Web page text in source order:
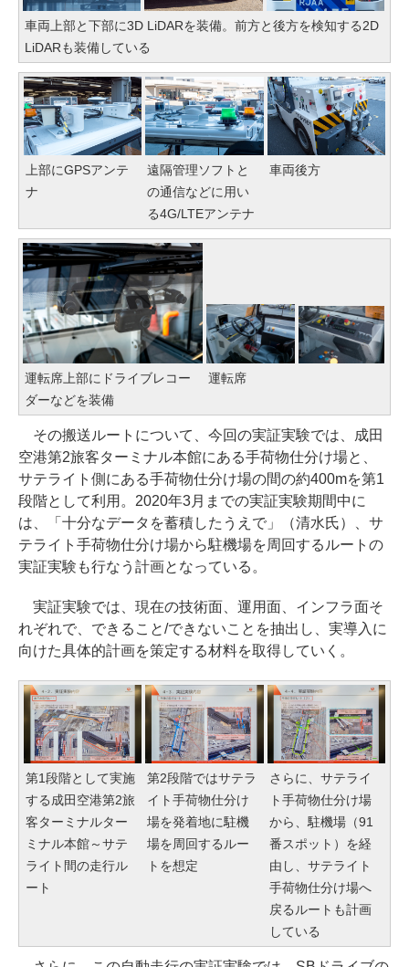
車両上部と下部に3D LiDARを装備。前方と後方を検知する2D
LiDARも装備している
上部にGPSアンテ
ナ
遠隔管理ソフトと
の通信などに用い
る4G/LTEアンテナ
車両後方
運転席上部にドライブレコー
ダーなどを装備
運転席
その搬送ルートについて、今回の実証実験では、成田
空港第2旅客ターミナル本館にある手荷物仕分け場と、
サテライト側にある手荷物仕分け場の間の約400mを第1
段階として利用。2020年3月までの実証実験期間中に
は、「十分なデータを蓄積したうえで」（清水氏）、サ
テライト手荷物仕分け場から駐機場を周回するルートの
実証実験も行なう計画となっている。
実証実験では、現在の技術面、運用面、インフラ面そ
れぞれで、できること/できないことを抽出し、実導入に
向けた具体的計画を策定する材料を取得していく。
第1段階として実施
する成田空港第2旅
客ターミナルター
ミナル本館～サテ
ライト間の走行ル
ート
第2段階ではサテラ
イト手荷物仕分け
場を発着地に駐機
場を周回するルー
トを想定
さらに、サテライ
ト手荷物仕分け場
から、駐機場（91
番スポット）を経
由し、サテライト
手荷物仕分け場へ
戻るルートも計画
している